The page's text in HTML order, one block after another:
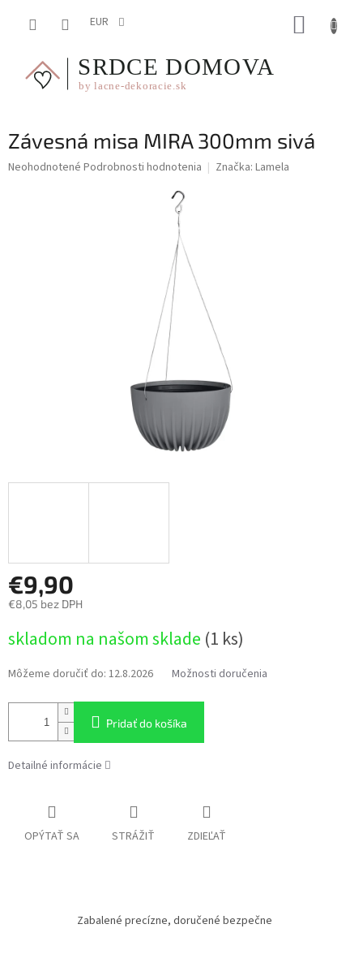
EUR
Závesná misa MIRA 300mm sivá
Priemerné
Neohodnotené Podrobnosti hodnotenia Značka: Lamela
€9,90
€8,05 bez DPH
cena:
skladom na našom sklade (1 ks)
Môžeme doručiť do: 12.8.2026 Možnosti doručenia
Pridať do košíka
Detailné informácie
OPÝTAŤ SA STRÁŽIŤ ZDIEĽAŤ
Zabalené precízne, doručené bezpečne